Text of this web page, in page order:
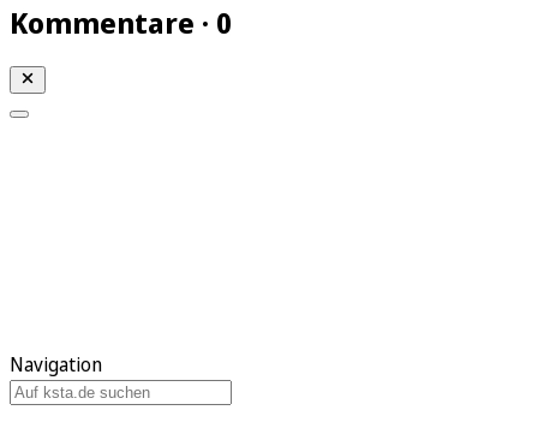
Kommentare · 0
Navigation